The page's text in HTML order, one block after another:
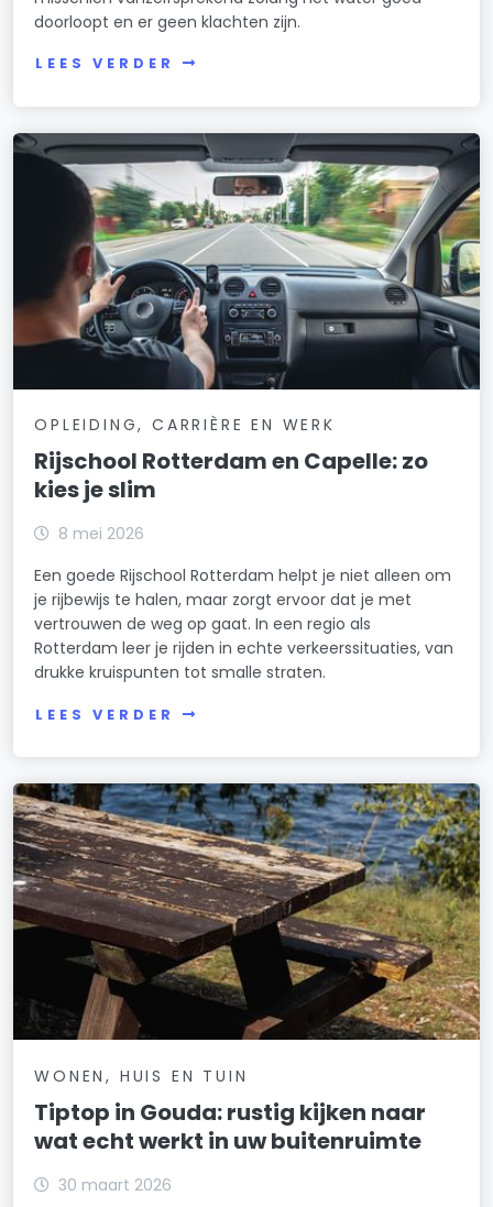
doorloopt en er geen klachten zijn.
LEES VERDER
OPLEIDING, CARRIÈRE EN WERK
Rijschool Rotterdam en Capelle: zo
kies je slim
8 mei 2026
Een goede Rijschool Rotterdam helpt je niet alleen om
je rijbewijs te halen, maar zorgt ervoor dat je met
vertrouwen de weg op gaat. In een regio als
Rotterdam leer je rijden in echte verkeerssituaties, van
drukke kruispunten tot smalle straten.
LEES VERDER
WONEN, HUIS EN TUIN
Tiptop in Gouda: rustig kijken naar
wat echt werkt in uw buitenruimte
30 maart 2026